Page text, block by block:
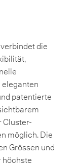
die
patentierte
Cluster-
möglich. Die
Grössen und
höchste